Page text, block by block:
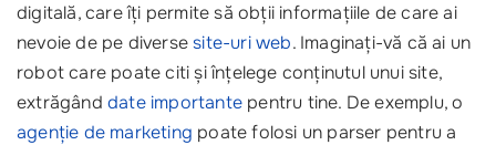
digitală, care îți permite să obții informațiile de care ai
nevoie de pe diversesite-uri web. Imaginați-vă că ai un
robot care poate citi și înțelege conținutul unui site,
extrăgând date importante pentru tine. De exemplu, o
agenție de marketing poate folosi un parser pentru a